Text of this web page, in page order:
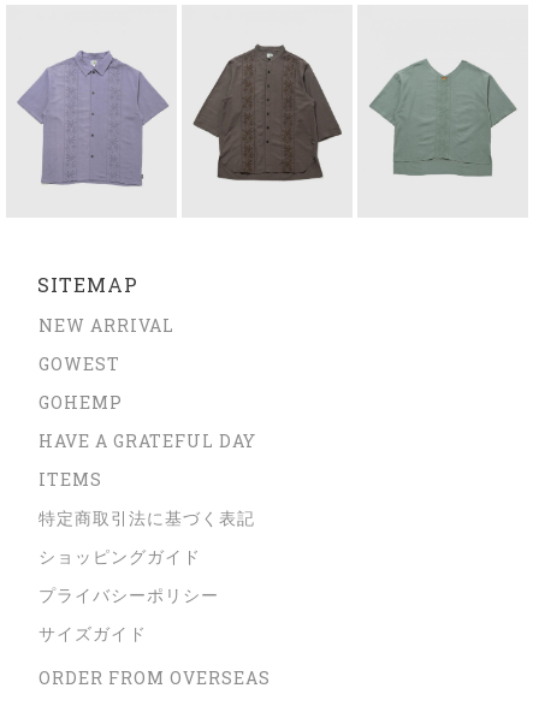
SITEMAP
NEW ARRIVAL
GOWEST
GOHEMP
HAVE A GRATEFUL DAY
ITEMS
特定商取引法に基づく表記
ショッピングガイド
プライバシーポリシー
サイズガイド
ORDER FROM OVERSEAS